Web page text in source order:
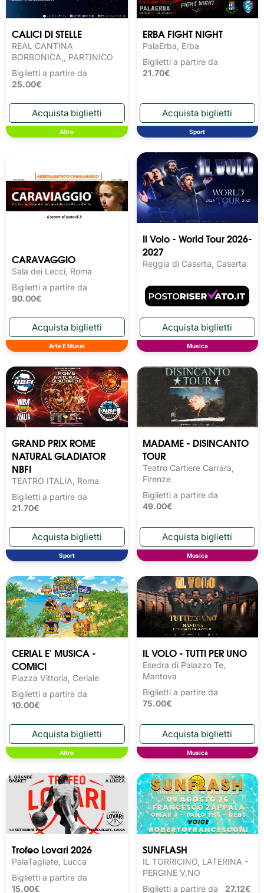
CALICI DI STELLE
REAL CANTINA
BORBONICA,, PARTINICO
Biglietti a partire da
25.00€
Altro
ERBA FIGHT NIGHT
PalaErba, Erba
Biglietti a partire da
21.70€
Sport
CARAVAGGIO
Sala dei Lecci, Roma
Biglietti a partire da
90.00€
Arte E Musei
Il Volo - World Tour 2026-
2027
Reggia di Caserta, Caserta
Musica
GRAND PRIX ROME
NATURAL GLADIATOR
NBFI
TEATRO ITALIA, Roma
Biglietti a partire da
21.70€
Sport
MADAME - DISINCANTO
TOUR
Teatro Cartiere Carrara,
Firenze
Biglietti a partire da
49.00€
Musica
CERIAL E' MUSICA -
COMICI
Piazza Vittoria, Ceriale
Biglietti a partire da
10.00€
Altro
IL VOLO - TUTTI PER UNO
Esedra di Palazzo Te,
Mantova
Biglietti a partire da
75.00€
Musica
Trofeo Lovari 2026
PalaTagliate, Lucca
Biglietti a partire da
15.00€
SUNFLASH
IL TORRICINO, LATERINA -
PERGINE V.NO
Biglietti a partire da 27.12€